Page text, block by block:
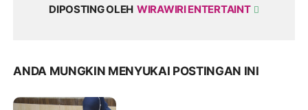
DIPOSTING OLEH WIRAWIRI ENTERTAINT
ANDA MUNGKIN MENYUKAI POSTINGAN INI